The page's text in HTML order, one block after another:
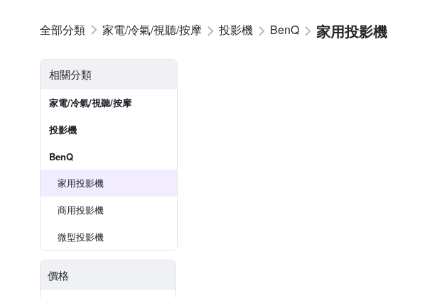
家電/冷氣/視聽/按摩 投影機 BenQ 家用投影機
相關分類
家電/冷氣/視聽/按摩
投影機
BenQ
家用投影機
商用投影機
微型投影機
價格